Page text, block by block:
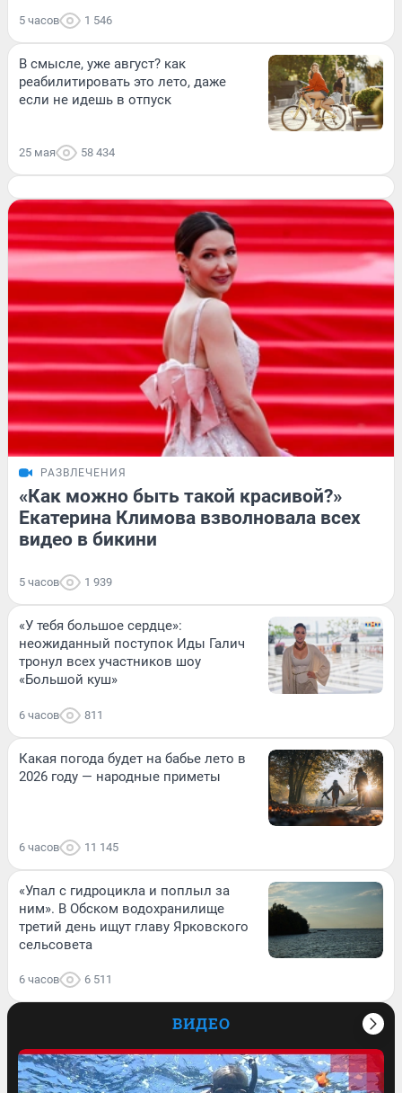
5 часов 1 546
В смысле, уже август? как
реабилитировать это лето, даже
если не идешь в отпуск
25 мая 58 434
РАЗВЛЕЧЕНИЯ
«Как можно быть такой красивой?»
Екатерина Климова взволновала всех
видео в бикини
5 часов 1 939
«У тебя большое сердце»:
неожиданный поступок Иды Галич
тронул всех участников шоу
«Большой куш»
6 часов 811
Какая погода будет на бабье лето в
2026 году — народные приметы
6 часов 11 145
«Упал с гидроцикла и поплыл за
ним». В Обском водохранилище
третий день ищут главу Ярковского
сельсовета
6 часов 6 511
ВИДЕО